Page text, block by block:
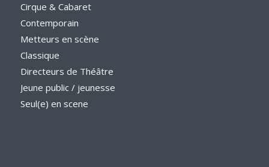
Cirque & Cabaret
Contemporain
Metteurs en scène
Classique
Directeurs de Théâtre
Jeune public / jeunesse
Seul(e) en scene